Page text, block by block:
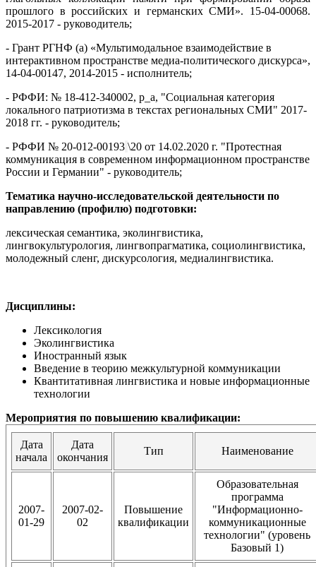
прошлого в российских и германских СМИ». 15-04-00068.
2015-2017 - руководитель;
- Грант РГНФ (а) «Мультимодальное взаимодействие в
интерактивном пространстве медиа-политического дискурса»,
14-04-00147, 2014-2015 - исполнитель;
- РФФИ: № 18-412-340002, р_а, "Социальная категория
локального патриотизма в текстах региональных СМИ" 2017-
2018 гг. - руководитель;
- РФФИ № 20-012-00193 \20 от 14.02.2020 г. "Протестная
коммуникация в современном информационном пространстве
России и Германии" - руководитель;
Тематика научно-исследовательской деятельности по
направлению (профилю) подготовки:
лексическая семантика, эколингвистика,
лингвокультурология, лингвопрагматика, социолингвистика,
молодежный сленг, дискурсология, медиалингвистика.
Дисциплины:
Лексикология
Эколингвистика
Иностранный язык
Введение в теорию межкультурной коммуникации
Квантитативная лингвистика и новые информационные
технологии
Мероприятия по повышению квалификации:
Дата
начала
Дата
окончания
Тип Наименование
2007-
01-29
2007-02-
02
Повышение
квалификации
Образовательная
программа
"Информационно-
коммуникационные
технологии" (уровень
Базовый 1)